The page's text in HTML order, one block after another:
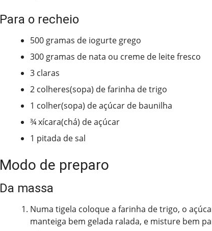
Para o recheio
500 gramas de iogurte grego
300 gramas de nata ou creme de leite fresco
3 claras
2 colheres(sopa) de farinha de trigo
1 colher(sopa) de açúcar de baunilha
¾ xícara(chá) de açúcar
1 pitada de sal
Modo de preparo
Da massa
Numa tigela coloque a farinha de trigo, o
manteiga bem gelada ralada, e misture bem